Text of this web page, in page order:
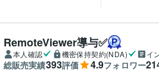
RemoteViewer導与✅
本人確認 機密保持契約(NDA) イ
総販売実績393評価 4.9フォロワー